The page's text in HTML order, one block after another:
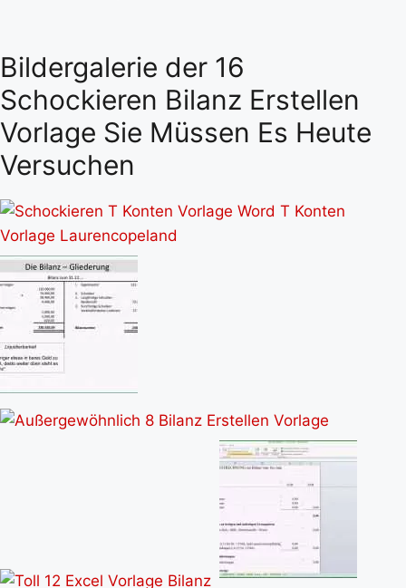
Bildergalerie der 16
Schockieren Bilanz Erstellen
Vorlage Sie Müssen Es Heute
Versuchen